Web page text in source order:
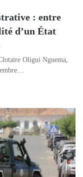
: entre
d’un État
Oligui Nguema,